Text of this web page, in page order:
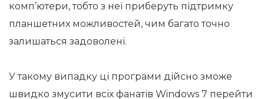
комп’ютери, тобто з неї приберуть підтримку
планшетних можливостей, чим багато точно
залишаться задоволені.
У такому випадку ці програми дійсно зможе
швидко змусити всіх фанатів Windows 7 перейти